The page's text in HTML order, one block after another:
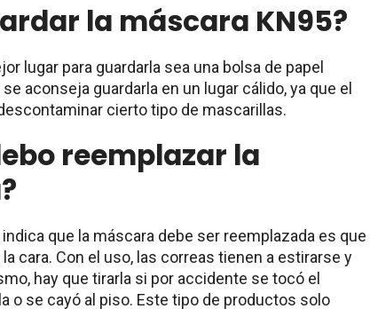
la máscara KN95?
lugar para guardarla sea una bolsa de papel
aconseja guardarla en un lugar cálido, ya que el
cierto tipo de mascarillas.
reemplazar la
que la máscara debe ser reemplazada es que
cara. Con el uso, las correas tienen a estirarse y
hay que tirarla si por accidente se tocó el
o se cayó al piso. Este tipo de productos solo